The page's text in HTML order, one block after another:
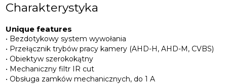
Charakterystyka
Unique features
• Bezdotykowy system wywołania
• Przełącznik trybów pracy kamery (AHD-H, AHD-M, CVBS)
• Obiektyw szerokokątny
• Mechaniczny filtr IR cut
• Obsługa zamków mechanicznych, do 1 A